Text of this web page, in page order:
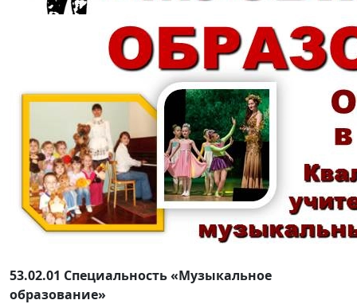
53.02.01 Специальность «Музыкальное
образование»